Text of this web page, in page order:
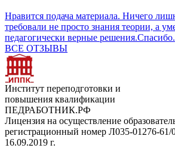
Нравится подача материала. Ничего
требовали не просто знания теории, а
педагогически верные решения.Спасибо.
ВСЕ ОТЗЫВЫ
Институт переподготовки и
повышения квалификации
ПЕДРАБОТНИК.РФ
Лицензия на осуществление
регистрационный номер Л035-01276-61/
16.09.2019 г.